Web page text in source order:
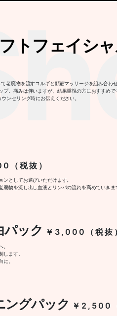
トフェイシ
老廃物を流すコルギと顔筋マッサージを組み合わ
。痛みは伴いますが、結果重視の方におすすめで
ンセリング時にお伝えください。
（税抜）
としてお選びいただけます。
物を流し出し血液とリンパの流れを高めていきま
パック ￥3,000（税抜
。
します。
に。
ングパック ￥2,500